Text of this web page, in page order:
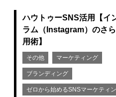
ハウトゥーSNS活用【イ
ラム（Instagram）のさ
用術】
その他 マーケティング
ブランディング
ゼロから始めるSNSマーケティ